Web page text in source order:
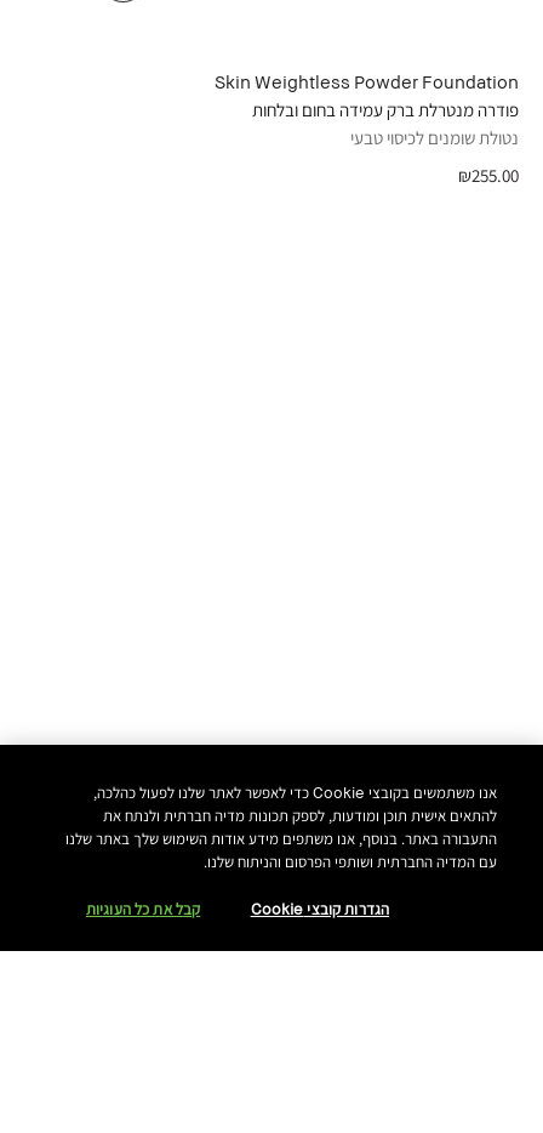
Skin Weightless Powder Foundation
פודרה מנטרלת ברק עמידה בחום ובלחות
נטולת שומנים לכיסוי טבעי
₪255.00
אנו משתמשים בקובצי Cookie כדי לאפשר לאתר שלנו לפעול כהלכה,
להתאים אישית תוכן ומודעות, לספק תכונות מדיה חברתית ולנתח את
התעבורה באתר. בנוסף, אנו משתפים מידע אודות השימוש שלך באתר שלנו
עם המדיה החברתית ושותפי הפרסום והניתוח שלנו.
הגדרות קובצי Cookie קבל את כל העוגיות